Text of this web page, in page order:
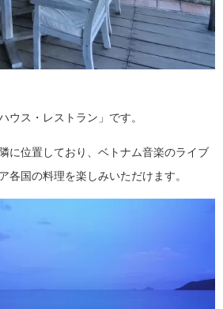
ウス・レストラン」です。
に位置しており、ベトナム音楽のライブ
各国の料理を楽しみいただけます。